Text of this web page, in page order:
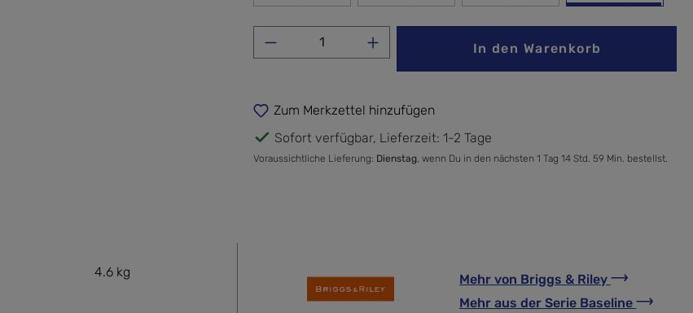
Produkt Anzahl: Gib den gewünschten Wert ein
In den Warenkorb
Zum Merkzettel hinzufügen
Sofort verfügbar, Lieferzeit: 1-2 Tage
Voraussichtliche Lieferung: Dienstag , wenn Du in den nächsten 1 Tag 14 Std. 59 Min. bestellst.
4.6 kg Mehr von Briggs & Riley
Mehr aus der Serie Baseline